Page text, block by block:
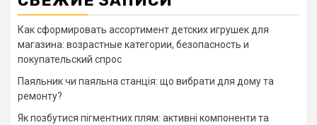
Как сформировать ассортимент детских игрушек для
магазина: возрастные категории, безопасность и
покупательский спрос
Паяльник чи паяльна станція: що вибрати для дому та
ремонту?
Як позбутися пігментних плям: активні компоненти та